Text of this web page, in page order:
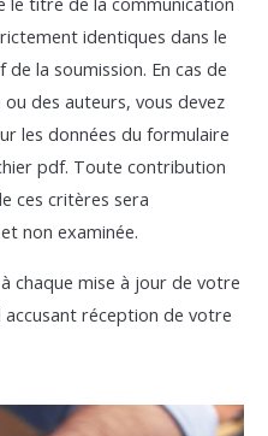
identiques dans le
la soumission. En cas de
des auteurs, vous devez
les données du formulaire
pdf. Toute contribution
ces critères sera
non examinée.
chaque mise à jour de votre
réception de votre